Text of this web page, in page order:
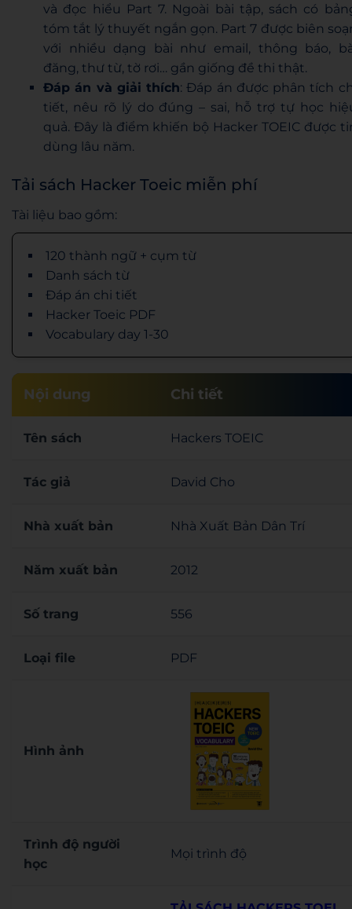
và đọc hiểu Part 7. Ngoài bài tập, sách có
tóm tắt lý thuyết ngắn gọn. Part 7 được biên
với nhiều dạng bài như email, thông báo,
đăng, thư từ, tờ rơi… gần giống đề thi thật.
Đáp án và giải thích: Đáp án được phân tích
tiết, nêu rõ lý do đúng – sai, hỗ trợ tự học
quả. Đây là điểm khiến bộ Hacker TOEIC được
dùng lâu năm.
Tải sách Hacker Toeic miễn phí
Tài liệu bao gồm:
120 thành ngữ + cụm từ
Danh sách từ
Đáp án chi tiết
Hacker Toeic PDF
Vocabulary day 1-30
Nội dung Chi tiết
Tên sách Hackers TOEIC
Tác giả David Cho
Nhà xuất bản Nhà Xuất Bản Dân Trí
Năm xuất bản 2012
Số trang 556
Loại file PDF
Hình ảnh
Trình độ người
học
Mọi trình độ